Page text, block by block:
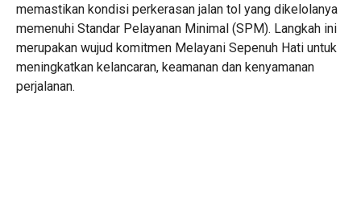
memastikan kondisi perkerasan jalan tol yang dikelolanya
memenuhi Standar Pelayanan Minimal (SPM). Langkah ini
merupakan wujud komitmen Melayani Sepenuh Hati untuk
meningkatkan kelancaran, keamanan dan kenyamanan
perjalanan.